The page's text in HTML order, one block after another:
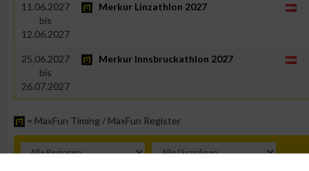
11.06.2027
bis
12.06.2027
Merkur Linzathlon 2027
25.06.2027
bis
26.07.2027
Merkur Innsbruckathlon 2027
= MaxFun Timing / MaxFun Register